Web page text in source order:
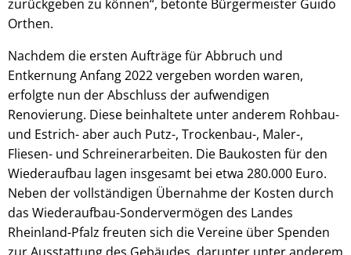
zurückgeben zu können“, betonte Bürgermeister Guido
Orthen.
Nachdem die ersten Aufträge für Abbruch und
Entkernung Anfang 2022 vergeben worden waren,
erfolgte nun der Abschluss der aufwendigen
Renovierung. Diese beinhaltete unter anderem Rohbau-
und Estrich- aber auch Putz-, Trockenbau-, Maler-,
Fliesen- und Schreinerarbeiten. Die Baukosten für den
Wiederaufbau lagen insgesamt bei etwa 280.000 Euro.
Neben der vollständigen Übernahme der Kosten durch
das Wiederaufbau-Sondervermögen des Landes
Rheinland-Pfalz freuten sich die Vereine über Spenden
zur Ausstattung des Gebäudes, darunter unter anderem